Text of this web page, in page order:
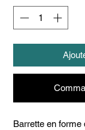
Barrette en forme